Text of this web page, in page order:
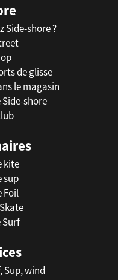
Side-shore ?
de glisse
le magasin
shore
kite
sup
Foil
Surf
Sup, wind